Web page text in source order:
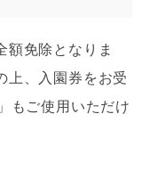
額免除となりま
上、入園券をお受
もご使用いただけ